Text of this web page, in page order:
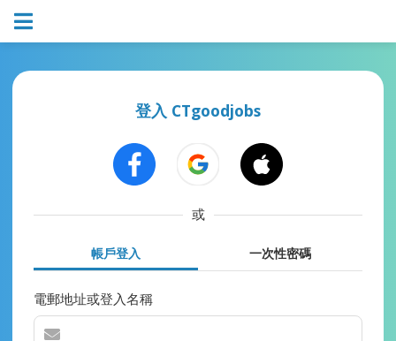
登入 CTgoodjobs
或
帳戶登入 一次性密碼
電郵地址或登入名稱